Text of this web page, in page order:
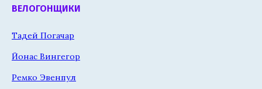
ВЕЛОГОНЩИКИ
Тадей Погачар
Йонас Вингегор
Ремко Эвенпул